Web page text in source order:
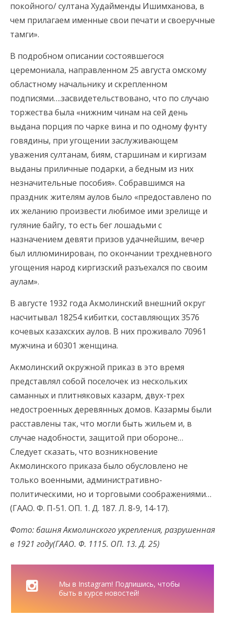
покойного/ султана Худайменды Ишимханова, в
чем прилагаем именные свои печати и своеручные
тамги».
В подробном описании состоявшегося
церемониала, направленном 25 августа омскому
областному начальнику и скрепленном
подписями….засвидетельствовано, что по случаю
торжества была «нижним чинам на сей день
выдана порция по чарке вина и по одному фунту
говядины, при угощении заслуживающем
уважения султанам, биям, старшинам и киргизам
выданы приличные подарки, а бедным из них
незначительные пособия». Собравшимся на
праздник жителям аулов было «предоставлено по
их желанию произвести любимое ими зрелище и
гуляние байгу, то есть бег лошадьми с
назначением девяти призов удачнейшим, вечер
был иллюминирован, по окончании трехдневного
угощения народ киргизский разъехался по своим
аулам».
В августе 1932 года Акмолинский внешний округ
насчитывал 18254 кибитки, составляющих 3576
кочевых казахских аулов. В них проживало 70961
мужчина и 60301 женщина.
Акмолинский окружной приказ в это время
представлял собой поселочек из нескольких
саманных и плитняковых казарм, двух-трех
недостроенных деревянных домов. Казармы были
расставлены так, что могли быть жильем и, в
случае надобности, защитой при обороне…
Следует сказать, что возникновение
Акмолинского приказа было обусловлено не
только военными, административно-
политическими, но и торговыми соображениями…
(ГААО. Ф. П-51. ОП. 1. Д. 187. Л. 8-9, 14-17).
Фото: башня Акмолинского укрепления, разрушенная
в 1921 году(ГААО. Ф. 1115. ОП. 13. Д. 25)
Мы в Instagram! Подпишись, чтобы
быть в курсе новостей!